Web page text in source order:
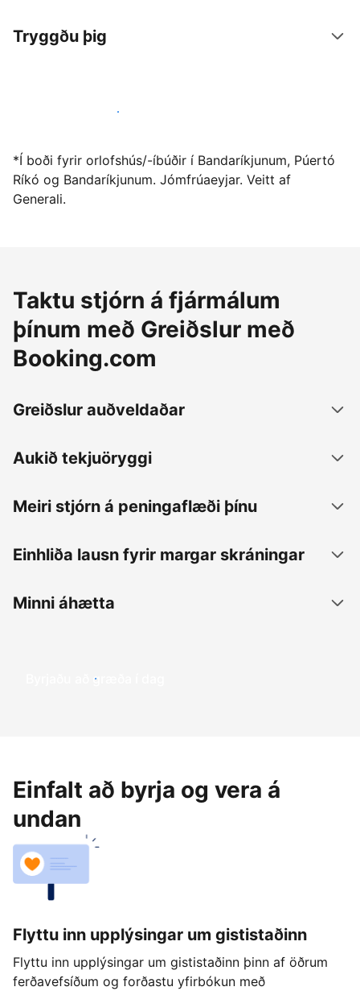
Tryggðu þig
Vertu gestgjafi hjá okkur í dag
*Í boði fyrir orlofshús/-íbúðir í Bandaríkjunum, Púertó
Ríkó og Bandaríkjunum. Jómfrúaeyjar. Veitt af
Generali.
Taktu stjórn á fjármálum
þínum með Greiðslur með
Booking.com
Greiðslur auðveldaðar
Aukið tekjuöryggi
Meiri stjórn á peningaflæði þínu
Einhliða lausn fyrir margar skráningar
Minni áhætta
Byrjaðu að græða í dag
Einfalt að byrja og vera á
undan
Flyttu inn upplýsingar um gististaðinn
Flyttu inn upplýsingar um gististaðinn þinn af öðrum
ferðavefsíðum og forðastu yfirbókun með